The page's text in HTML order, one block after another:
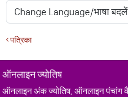
पत्रिका
ऑनलाइन ज्योतिष
ऑनलाइन अंक ज्योतिष, ऑनलाइन पंचांग